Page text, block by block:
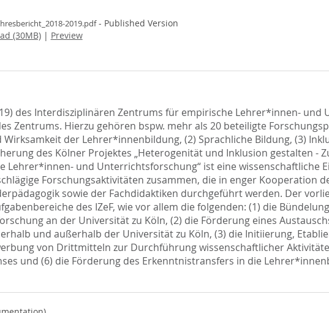
2019.pdf- Published Version
(30MB)| Preview
des Interdisziplinären Zentrums für empirische Lehrer*innen-
Zentrums. Hierzu gehören bspw. mehr als 20 beteiligte
der Lehrer*innenbildung, (2) Sprachliche Bildung, (3)
des Kölner Projektes „Heterogenität und Inklusion gestalten -
Lehrer*innen- und Unterrichtsforschung“ ist eine wissenschaftliche
Forschungsaktivitäten zusammen, die in enger Kooperation
sowie der Fachdidaktiken durchgeführt werden. Der
des IZeF, wie vor allem die folgenden: (1) die
an der Universität zu Köln, (2) die Förderung eines
und außerhalb der Universität zu Köln, (3) die Initiierung,
von Drittmitteln zur Durchführung wissenschaftlicher
und (6) die Förderung des Erkenntnistransfers in die